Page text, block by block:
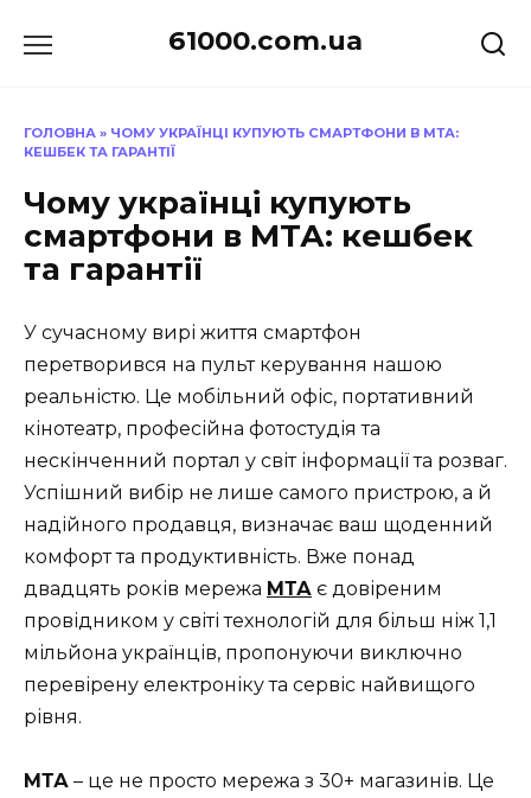
до
61000.com.ua
ГОЛОВНА » ЧОМУ УКРАЇНЦІ КУПУЮТЬ СМАРТФОНИ В МТА:
КЕШБЕК ТА ГАРАНТІЇ
Чому українці купують
смартфони в МТА: кешбек
та гарантії
У сучасному вирі життя смартфон
перетворився на пульт керування нашою
реальністю. Це мобільний офіс, портативний
кінотеатр, професійна фотостудія та
нескінченний портал у світ інформації та розваг.
Успішний вибір не лише самого пристрою, а й
надійного продавця, визначає ваш щоденний
комфорт та продуктивність. Вже понад
двадцять років мережа МТА є довіреним
провідником у світі технологій для більш ніж 1,1
мільйона українців, пропонуючи виключно
перевірену електроніку та сервіс найвищого
рівня.
МТА – це не просто мережа з 30+ магазинів. Це